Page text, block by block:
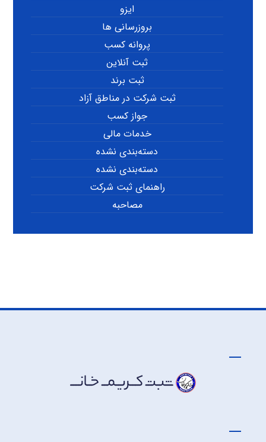
ایزو
بروزرسانی ها
پروانه کسب
ثبت آنلاین
ثبت برند
ثبت شرکت در مناطق آزاد
جواز کسب
خدمات مالی
دسته‌بندی نشده
دسته‌بندی نشده
راهنمای ثبت شرکت
مصاحبه